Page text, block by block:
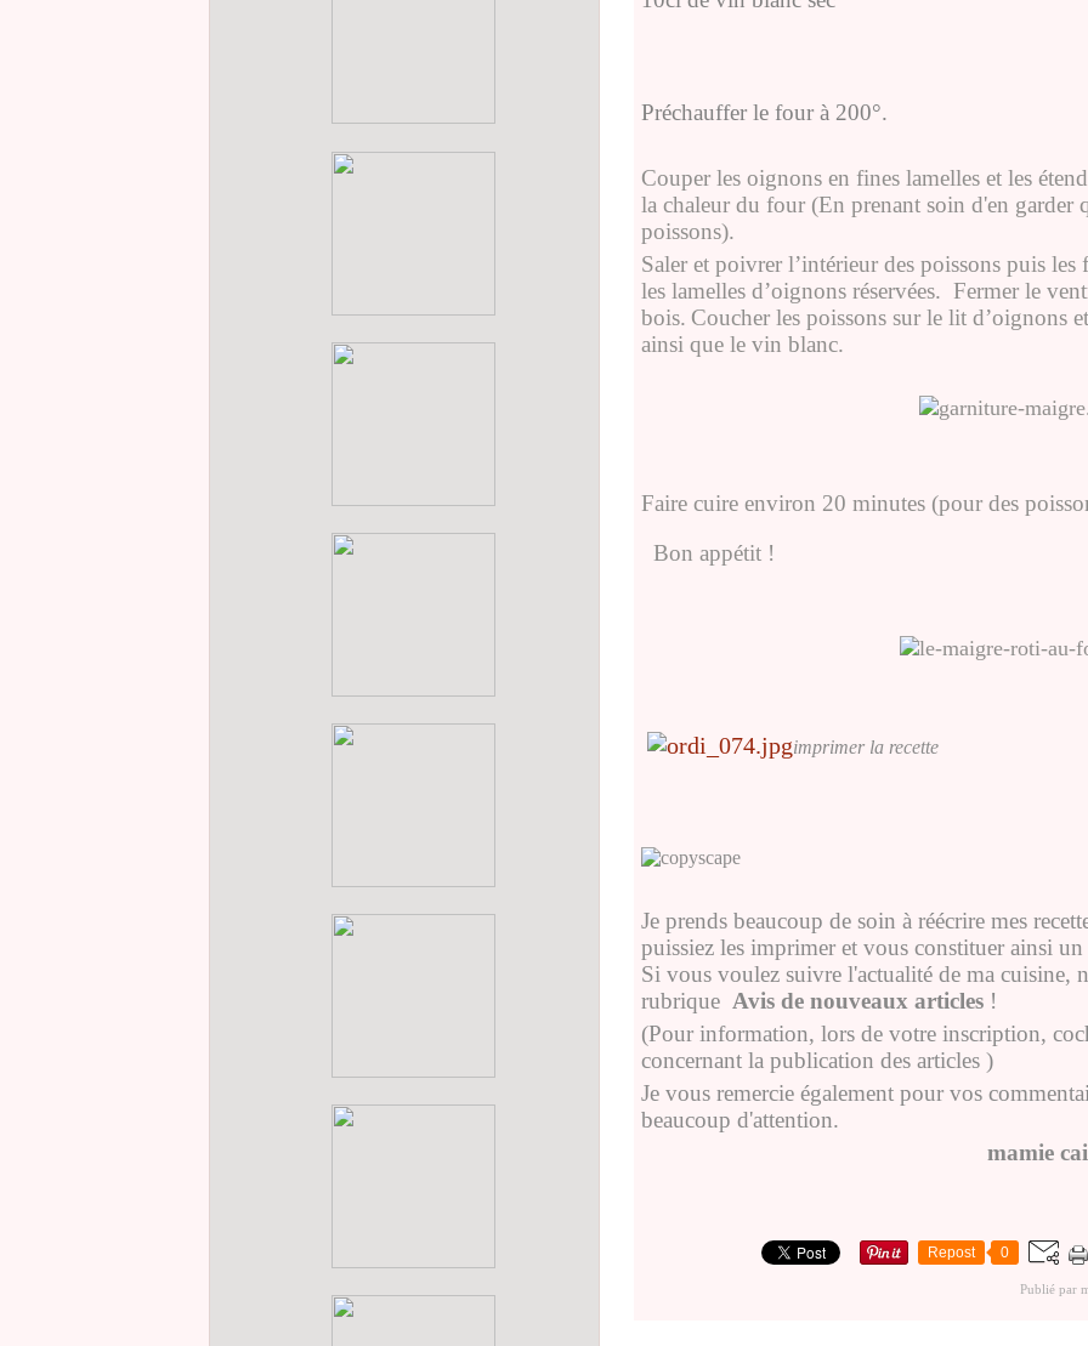
Préchauffer le four à 200°.
Couper les oignons en fines lamelles et les
la chaleur du four (En prenant soin d'en garder
poissons).
Saler et poivrer l’intérieur des poissons puis les
les lamelles d’oignons réservées. Fermer le
bois. Coucher les poissons sur le lit d’oignons
ainsi que le vin blanc.
Faire cuire environ 20 minutes (pour des
Bon appétit !
imprimer la recette
Je prends beaucoup de soin à réécrire mes
puissiez les imprimer et vous constituer ainsi
Si vous voulez suivre l'actualité de ma cuisine,
rubrique Avis de nouveaux articles !
(Pour information, lors de votre inscription,
concernant la publication des articles )
Je vous remercie également pour vos
beaucoup d'attention.
mamie
Repost 0
Publié par